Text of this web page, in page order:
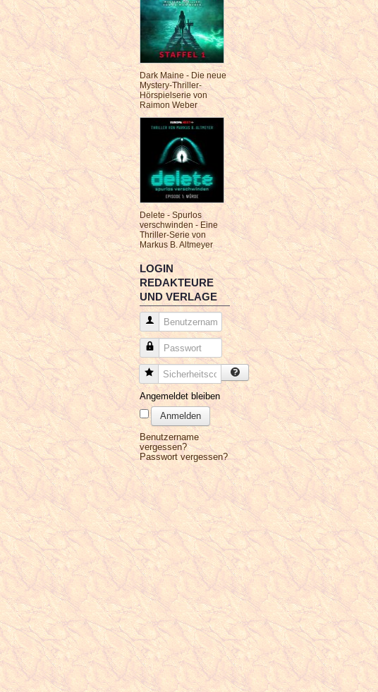
Dark Maine - Die neue
Mystery-Thriller-
Hörspielserie von
Raimon Weber
Delete - Spurlos
verschwinden - Eine
Thriller-Serie von
Markus B. Altmeyer
LOGIN
REDAKTEURE
UND VERLAGE
Benutzername
Passwort
Sicherheitscode
Angemeldet bleiben
Anmelden
Benutzername
vergessen?
Passwort vergessen?